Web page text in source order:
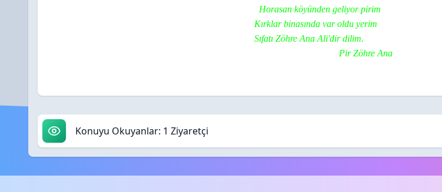
Horasan köyünden geliyor pirim
Kırklar binasında var oldu yerim
Sıfatı Zöhre Ana Ali'dir dilim.
Pir Zöhre Ana
Konuyu Okuyanlar: 1 Ziyaretçi